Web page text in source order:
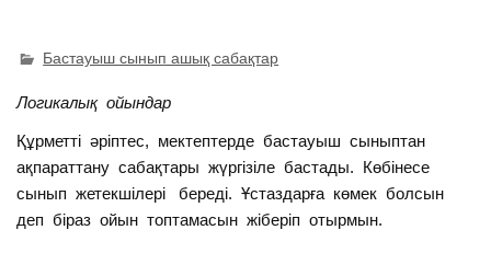
Бастауыш сынып ашық сабақтар
Логикалық ойындар
Құрметті әріптес, мектептерде бастауыш сыныптан
ақпараттану сабақтары жүргізіле бастады. Көбінесе
сынып жетекшілері береді. Ұстаздарға көмек болсын
деп біраз ойын топтамасын жіберіп отырмын.